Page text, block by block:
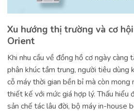
Xu hướng thị trường và cơ
Orient
Khi nhu cầu về đồng hồ cơ ngày càng
phân khúc tầm trung, người tiêu dùng
cỗ máy thời gian bền bỉ mà còn
thiết kế với mức giá hợp lý. Thấu hiểu
sản chế tác lâu đời, bộ máy in-house